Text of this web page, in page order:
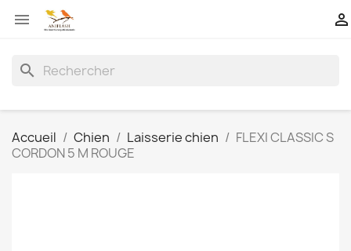
 
search
Accueil Chien Laisserie chien
FLEXI CLASSIC S
CORDON 5 M ROUGE